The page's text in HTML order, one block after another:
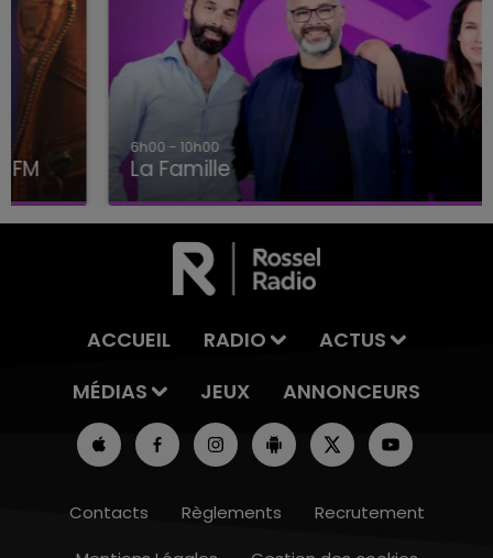
6h00 - 10h00
La Famille
ACCUEIL RADIO
ACTUS
MÉDIAS
JEUX ANNONCEURS
Contacts Règlements
Recrutement